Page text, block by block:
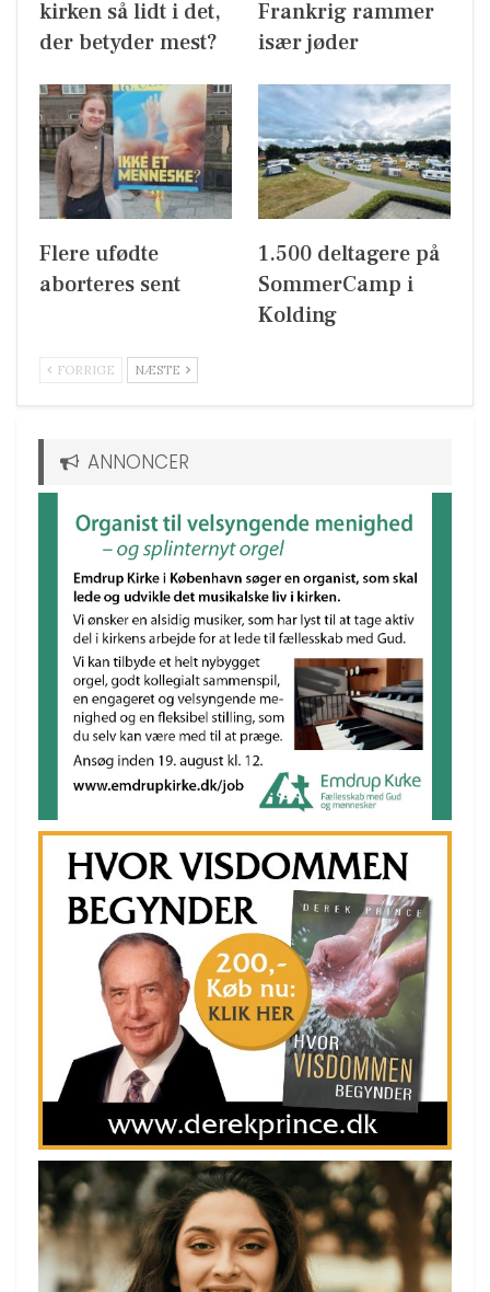
kirken så lidt i det,
der betyder mest?
Frankrig rammer
især jøder
Flere ufødte
aborteres sent
1.500 deltagere på
SommerCamp i
Kolding
FORRIGE NÆSTE
ANNONCER